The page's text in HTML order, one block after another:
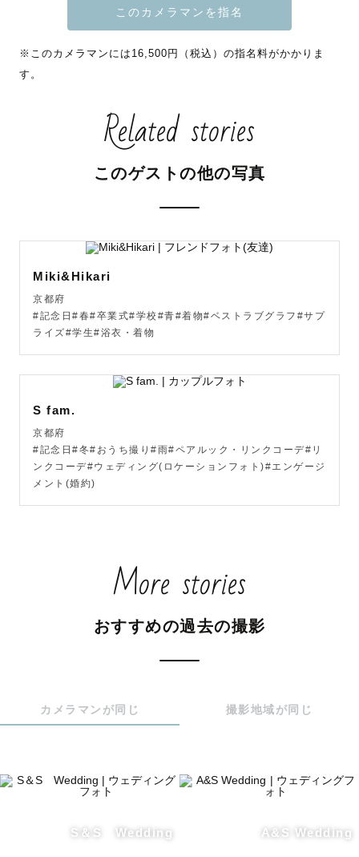
報についてもご案内できます！
ゼロベースからのご依頼も大歓迎です👍
奈良公園は年間契約カメラマンです！（📜撮影許可手続
き・申請料ナシで撮影を行えます📜）
その他の地域についても撮影経験が豊富にありますので、
ご提案をさせていただきます！
す！！
は一度、LINEにてご連絡ください。予約際に指名料を調整
させていただきます。
ご依頼前に一度、SNSのDM・LINEにてご連絡ください📩
現代ではSNSが身近なものになり
誰とでも繋がれる世の中になりました
そこれまで出会うことのなかった人やモノに出会うきっか
けをもたらし
今までは遠い存在だったものが身近に感じることができる
ようになりました
ですが、本当に残すべき写真はそういった見せるための写
真なのでしょうか？
これからの時代、本当に大事なのは自分受けや自分たちに
とっての写真だと感じています
か」
れています
ていると感じています
※このカメラマンには16,500円（税込）の指名料がかかりま
す。
Related stories
このゲストの他の写真
Miki&Hikari
京都府
#記念日#春#卒業式#学校#青#着物#ベストラブグラフ#サプ
ライズ#学生#浴衣・着物
S fam.
京都府
#記念日#冬#おうち撮り#雨#ペアルック・リンクコーデ#リ
ンクコーデ#ウェディング(ロケーションフォト)#エンゲージ
メント(婚約)
More stories
おすすめの過去の撮影
カメラマンが同じ 撮影地域が同じ
S＆S Wedding A&S Wedding